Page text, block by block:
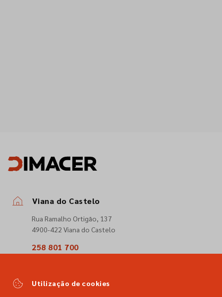
Viana do Castelo
Rua Ramalho Ortigão, 137
4900-422 Viana do Castelo
258 801 700
comercial@dimacer.com
Utilização de cookies